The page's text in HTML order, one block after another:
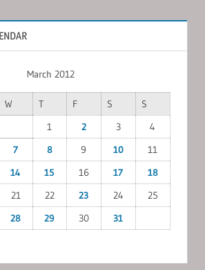
March 2012
W T F S
S
1
2 3
4
7 8 9 10
11
14 15 16 17
18
21 22 23 24
25
28 29 30
31